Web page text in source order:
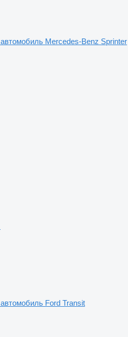
автомобиль Mercedes-Benz Sprinter
автомобиль Ford Transit